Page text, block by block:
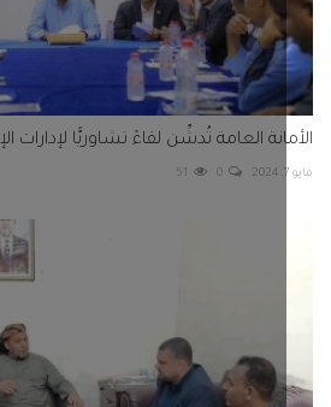
العامة تُدشِّن لقاءً تشاوريًّا لإدارات الإعلام...
0
51